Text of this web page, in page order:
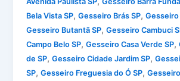
Bela Vista SP,Gesseiro Brás SP,
Gesseiro Butantã SP,Gesseiro Cambuci
Campo Belo SP,Gesseiro Casa Verde SP,
de SP,Gesseiro Cidade Jardim SP,
SP,Gesseiro Freguesia do Ó SP,